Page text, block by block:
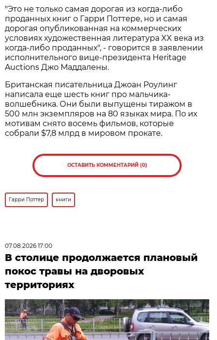
"Это не только самая дорогая из когда-либо
проданных книг о Гарри Поттере, но и самая
дорогая опубликованная на коммерческих
условиях художественная литература XX века из
когда-либо проданных", - говорится в заявлении
исполнительного вице-президента Heritage
Auctions Джо Маддалены.
Британская писательница Джоан Роулинг
написала еще шесть книг про мальчика-
волшебника. Они были выпущены тиражом в
500 млн экземпляров на 80 языках мира. По их
мотивам снято восемь фильмов, которые
собрали $7,8 млрд в мировом прокате.
ОСТАВИТЬ КОММЕНТАРИЙ (0)
Гарри Поттер книги
07.08.2026 17:00
В столице продолжается плановый
покос травы на дворовых
территориях